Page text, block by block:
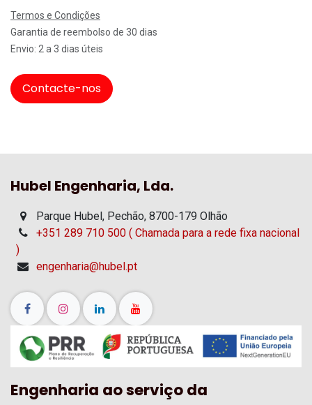
Termos e Condições
Garantia de reembolso de 30 dias
Envio: 2 a 3 dias úteis
Contacte-nos
Hubel Engenharia, Lda.
Parque Hubel, Pechão, 8700-179 Olhão
+351 289 710 500 ( Chamada para a rede fixa nacional
)
engenharia@hubel.pt
Engenharia ao serviço da